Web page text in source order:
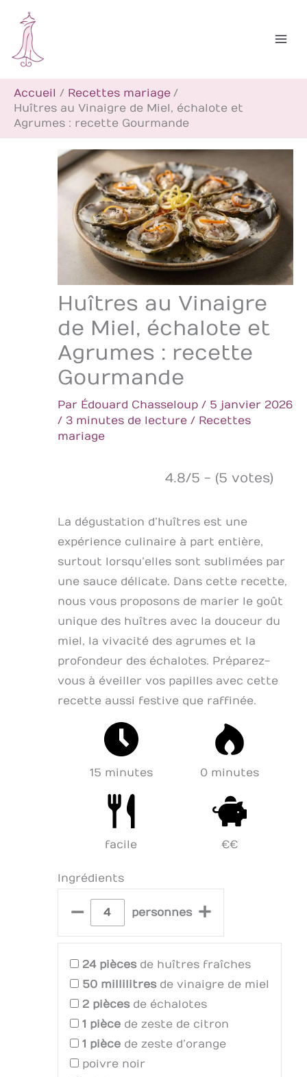
contenu
Accueil
Recettes mariage
Huîtres au Vinaigre de Miel, échalote et
Agrumes : recette Gourmande
Huîtres au Vinaigre
de Miel, échalote et
Agrumes : recette
Gourmande
Par Édouard Chasseloup / 5 janvier 2026
/ 3 minutes de lecture / Recettes
mariage
4.8/5 - (5 votes)
La dégustation d’huîtres est une
expérience culinaire à part entière,
surtout lorsqu’elles sont sublimées par
une sauce délicate. Dans cette recette,
nous vous proposons de marier le goût
unique des huîtres avec la douceur du
miel, la vivacité des agrumes et la
profondeur des échalotes. Préparez-
vous à éveiller vos papilles avec cette
recette aussi festive que raffinée.
15 minutes 0 minutes
facile €€
Ingrédients
– personnes +
24 piècesde huîtres fraîches
50 millilitresde vinaigre de miel
2 piècesde échalotes
1 pièce de zeste de citron
1 pièce de zeste d’orange
poivre noir
c
h
e
r
c